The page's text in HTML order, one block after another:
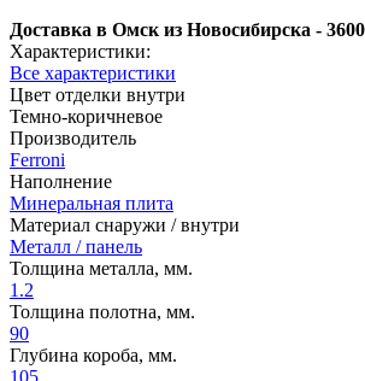
Доставка в Омск из Новосибирска -
Характеристики:
Все характеристики
Цвет отделки внутри
Темно-коричневое
Производитель
Ferroni
Наполнение
Минеральная плита
Материал снаружи / внутри
Металл / панель
Толщина металла, мм.
1.2
Толщина полотна, мм.
90
Глубина короба, мм.
105